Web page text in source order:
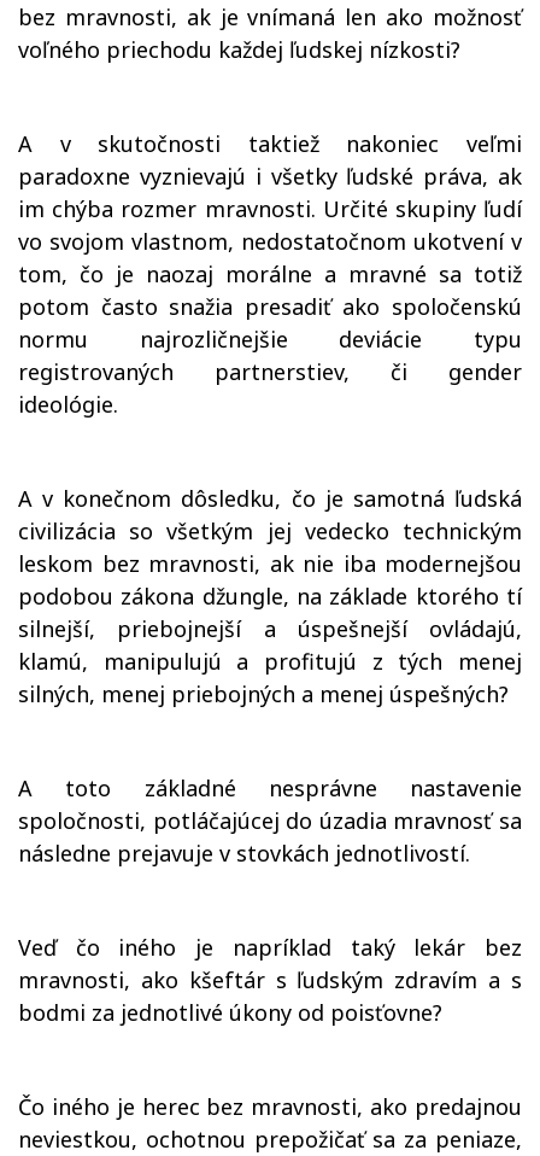
bez mravnosti, ak je vnímaná len ako možnosť
voľného priechodu každej ľudskej nízkosti?
A v skutočnosti taktiež nakoniec veľmi
paradoxne vyznievajú i všetky ľudské práva, ak
im chýba rozmer mravnosti. Určité skupiny ľudí
vo svojom vlastnom, nedostatočnom ukotvení v
tom, čo je naozaj morálne a mravné sa totiž
potom často snažia presadiť ako spoločenskú
normu najrozličnejšie deviácie typu
registrovaných partnerstiev, či gender
ideológie.
A v konečnom dôsledku, čo je samotná ľudská
civilizácia so všetkým jej vedecko technickým
leskom bez mravnosti, ak nie iba modernejšou
podobou zákona džungle, na základe ktorého tí
silnejší, priebojnejší a úspešnejší ovládajú,
klamú, manipulujú a profitujú z tých menej
silných, menej priebojných a menej úspešných?
A toto základné nesprávne nastavenie
spoločnosti, potláčajúcej do úzadia mravnosť sa
následne prejavuje v stovkách jednotlivostí.
Veď čo iného je napríklad taký lekár bez
mravnosti, ako kšeftár s ľudským zdravím a s
bodmi za jednotlivé úkony od poisťovne?
Čo iného je herec bez mravnosti, ako predajnou
neviestkou, ochotnou prepožičať sa za peniaze,